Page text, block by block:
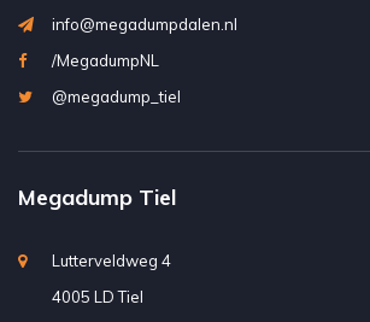
info@megadumpdalen.nl
/MegadumpNL
@megadump_tiel
Megadump Tiel
Lutterveldweg 4
4005 LD Tiel